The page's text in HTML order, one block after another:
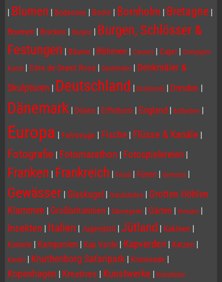
| Blumen | Bodensee | Boote | Bornholm | Bretagne |
Brunnen | Brücken | Burgen | Burgen, Schlösser &
Festungen | Bäume | Böhmen | Cannes | Capri | Computer-
Kunst | Côte de Granit Rose | Denkmäler | Denkmäler &
Skulpturen | Deutschland | Drachenei | Dresden |
Dänemark | Dünen | Eiffelturm | England | Erdbeben |
Europa | Fahrzeuge | Fische | Flüsse & Kanäle |
Fotografie | Fotomarathon | Fotospielereien |
Franken | Frankreich | Friaul | Fünen | Gemona |
Gewässer | Glaskugel | Graubünden | Grotten Höhlen
Klammen | Großbritannien | Gänsegeier | Gärten | Hessen |
Insekten | Italien | Jugendstil | Jütland | Kakteen |
Kamele | Kampanien | Kap Verde | Kapverden | Katzen |
Kinder | Knuthenborg Safaripark | Kolonnade |
Kopenhagen | Kreatives | Kunstwerke | Künstliche